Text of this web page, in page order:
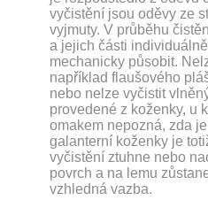
vyčistění jsou oděvy ze
vyjmuty. V průběhu
a jejich části
mechanicky působit.
například flaušového
nebo nelze vyčistit
provedené z koženky, u
omakem nepozná, zda
galanterní koženky je
vyčistění ztuhne nebo
povrch a na lemu
vzhledná vazba.